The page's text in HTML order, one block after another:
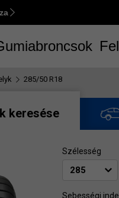
285/50 R18
keresése
Szélesség
Sebességi